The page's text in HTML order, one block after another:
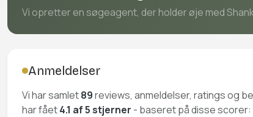
Vi opretter en søgeagent, der holder øje med
Anmeldelser
Vi har samlet89reviews, anmeldelser, ratings og
har fået4.1 af 5 stjerner - baseret på disse scorer: